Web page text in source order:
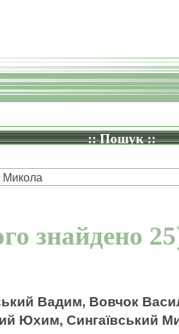
:: Пошук ::
Микола
знайдено
Вадим, Вовчок
Юхим, Сингаївський